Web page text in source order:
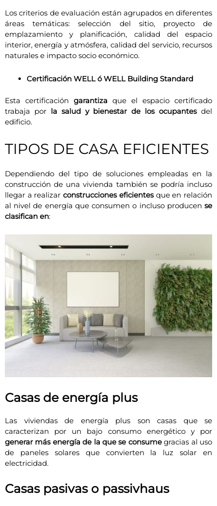
Los criterios de evaluación están agrupados en diferentes
áreas temáticas: selección del sitio, proyecto de
emplazamiento y planificación, calidad del espacio
interior, energía y atmósfera, calidad del servicio, recursos
naturales e impacto socio económico.
Certificación WELL ó WELL Building Standard
Esta certificación garantiza que el espacio certificado
trabaja por la salud y bienestar de los ocupantesdel
edificio.
TIPOS DE CASA EFICIENTES
Dependiendo del tipo de soluciones empleadas en la
construcción de una vivienda también se podría incluso
llegar a realizarconstrucciones eficientesque en relación
al nivel de energía que consumen o incluso producen se
clasifican en:
Casas de energía plus
Las viviendas de energía plus son casas que se
caracterizan por un bajo consumo energético y por
generar más energía de la que se consumegracias al uso
de paneles solares que convierten la luz solar en
electricidad.
Casas pasivas o passivhaus